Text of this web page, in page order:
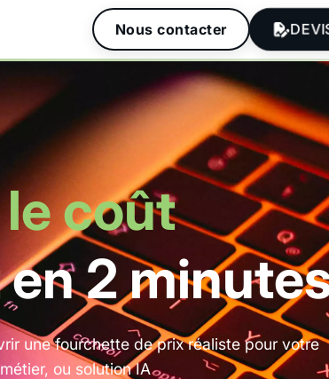
Nous contacter
coût
2
une fourchette de prix réaliste pour votre
ou solution IA